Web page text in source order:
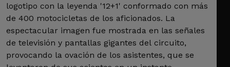
logotipo con la leyenda '12+1' conformado con más
de 400 motocicletas de los aficionados. La
espectacular imagen fue mostrada en las señales
de televisión y pantallas gigantes del circuito,
provocando la ovación de los asistentes, que se